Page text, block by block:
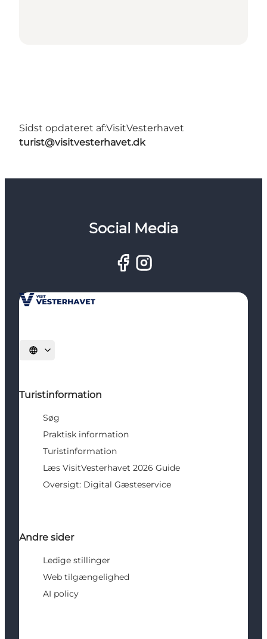
Sidst opdateret af:VisitVesterhavet
turist@visitvesterhavet.dk
Social Media
Vælg sprog
Turistinformation
Søg
Praktisk information
Turistinformation
Læs VisitVesterhavet 2026 Guide
Oversigt: Digital Gæsteservice
Andre sider
Ledige stillinger
Web tilgængelighed
AI policy